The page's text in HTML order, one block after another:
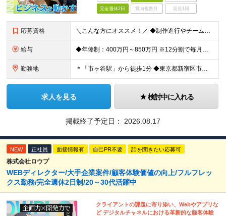
完全週休2日 賞与複数月 面接1回
応募資格 ＼こんな方にオススメ！／ ◆制作進行やチームでのプロジェクト経験がある方 ◆クライアントや社内メンバーと円滑にコミュニケーションを取れる方 ◆デジタル制作進行やディレクションの実務経験をお持ちの方
給与 ◆年俸制：400万円～850万円 ※12分割で毎月支給 ※スキル・経験を考慮して決定いたします ※試用期間中6ヶ月あり（給与・待遇に差異ナシ） ※残業代については面接時にお伝えします
勤務地 ＊「市ヶ谷駅」から徒歩1分 ◆東京都新宿区市谷左内町5 4F (変更の範囲)上記を除く当社関連勤務地
求人を見る 検討中に入れる
掲載終了予定日： 2026.08.17
NEW 正社員 面接情報有 自己PR不要 話を聞きたい応募可
株式会社ロウプ
WEBディレクター/大手企業案件/顧客体験価値の向上/フルフレッ
クス勤務/完全週休2日制/20～30代活躍中
クライアントの課題に寄り添い、Webやアプリな
ど デジタルチャネルにおける革新的な顧客体験